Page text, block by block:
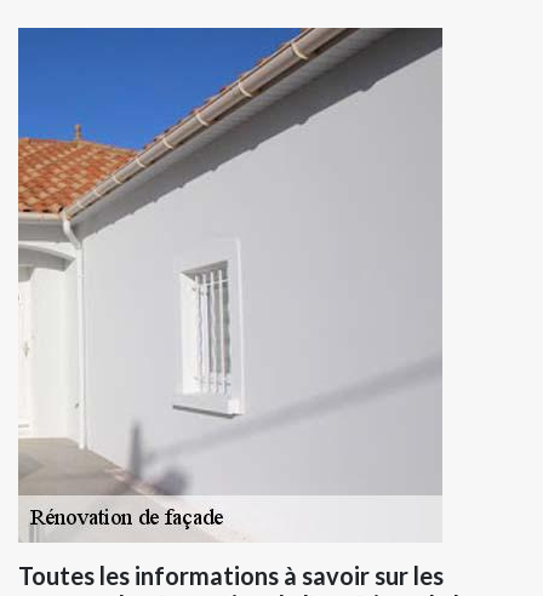
Toutes les informations à savoir sur les